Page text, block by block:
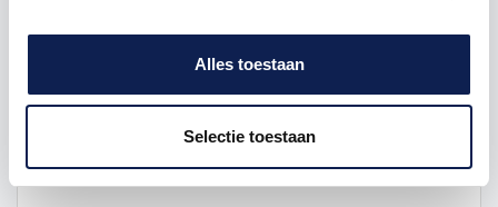
Alles toestaan
Selectie toestaan
Keuze uit verschillende kleuren
Je kunt de letters ook gespiegeld uitgesneden
bestellen, deze kunnen dan geplakt worden
aan de buitenkant.